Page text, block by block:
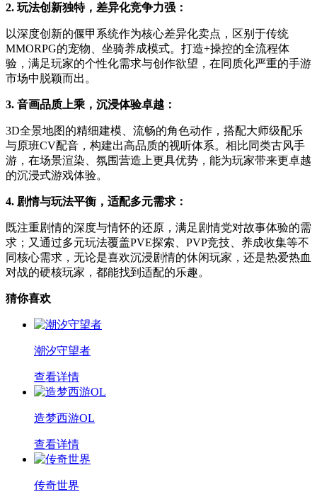
2. 玩法创新独特，差异化竞争力强：
以深度创新的偃甲系统作为核心差异化卖点，区别于传统
MMORPG的宠物、坐骑养成模式。打造+操控的全流程体
验，满足玩家的个性化需求与创作欲望，在同质化严重的手游
市场中脱颖而出。
3. 音画品质上乘，沉浸体验卓越：
3D全景地图的精细建模、流畅的角色动作，搭配大师级配乐
与原班CV配音，构建出高品质的视听体系。相比同类古风手
游，在场景渲染、氛围营造上更具优势，能为玩家带来更卓越
的沉浸式游戏体验。
4. 剧情与玩法平衡，适配多元需求：
既注重剧情的深度与情怀的还原，满足剧情党对故事体验的需
求；又通过多元玩法覆盖PVE探索、PVP竞技、养成收集等不
同核心需求，无论是喜欢沉浸剧情的休闲玩家，还是热爱热血
对战的硬核玩家，都能找到适配的乐趣。
猜你喜欢
潮汐守望者
查看详情
造梦西游OL
查看详情
传奇世界